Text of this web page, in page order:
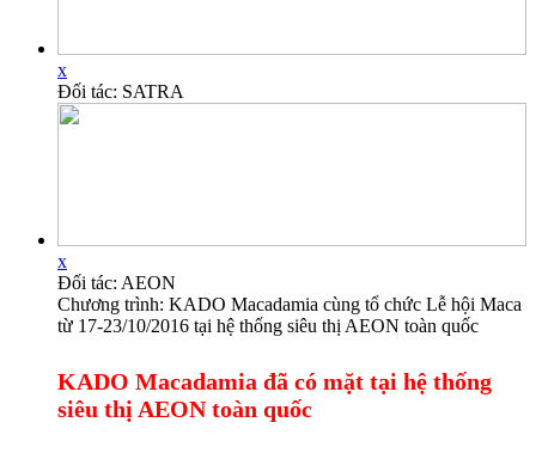
x
Đối tác: SATRA
x
Đối tác: AEON
Chương trình: KADO Macadamia cùng tổ chức Lễ hội Maca
từ 17-23/10/2016 tại hệ thống siêu thị AEON toàn quốc
KADO Macadamia đã có mặt tại hệ thống
siêu thị AEON toàn quốc